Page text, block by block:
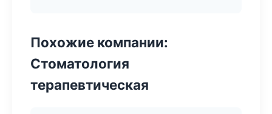
Похожие компании:
Стоматология
терапевтическая